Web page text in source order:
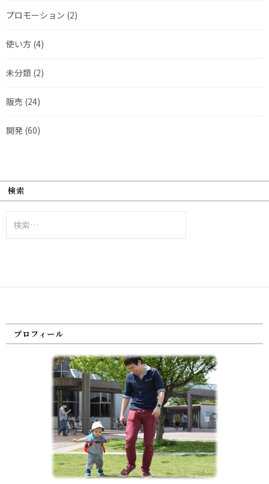
プロモーション (2)
使い方 (4)
未分類 (2)
販売 (24)
開発 (60)
検索
索:
プロフィール